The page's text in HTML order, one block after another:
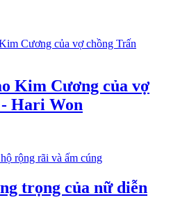
Kim Cương của vợ
Hari Won
trọng của nữ diễn